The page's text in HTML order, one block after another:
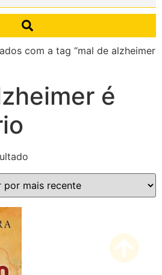
com a tag “mal de alzheimer
é